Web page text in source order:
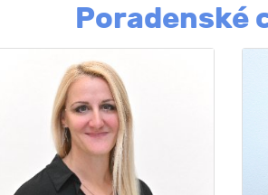
Poradenské